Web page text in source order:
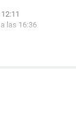
las 16:36